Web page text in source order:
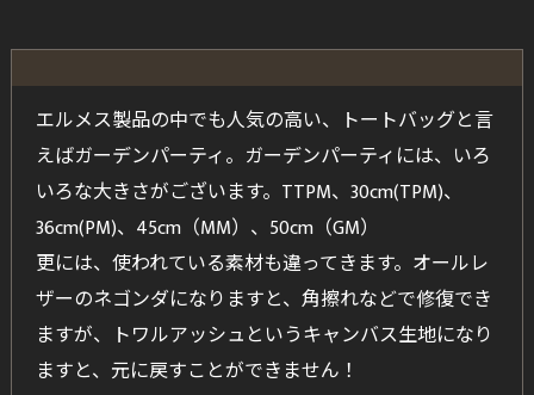
エルメス製品の中でも人気の高い、トートバッグと言
えばガーデンパーティ。ガーデンパーティには、いろ
いろな大きさがございます。TTPM、30cm(TPM)、
36cm(PM)、45cm（MM）、50cm（GM）
更には、使われている素材も違ってきます。オールレ
ザーのネゴンダになりますと、角擦れなどで修復でき
ますが、トワルアッシュというキャンバス生地になり
ますと、元に戻すことができません！